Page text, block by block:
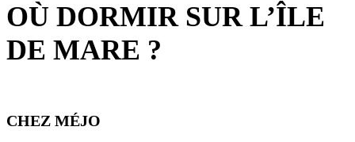
OÙ DORMIR SUR L’ÎLE
DE MARE ?
CHEZ MÉJO